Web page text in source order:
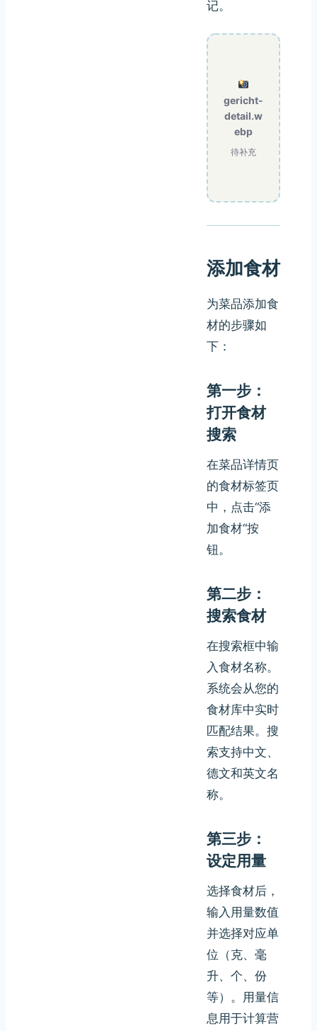
记。
gericht-
detail.w
ebp
待补充
添加食材
为菜品添加食
材的步骤如
下：
第一步：
打开食材
搜索
在菜品详情页
的食材标签页
中，点击“添
加食材“按
钮。
第二步：
搜索食材
在搜索框中输
入食材名称。
系统会从您的
食材库中实时
匹配结果。搜
索支持中文、
德文和英文名
称。
第三步：
设定用量
选择食材后，
输入用量数值
并选择对应单
位（克、毫
升、个、份
等）。用量信
息用于计算营